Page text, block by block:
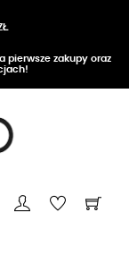
pierwsze zakupy oraz